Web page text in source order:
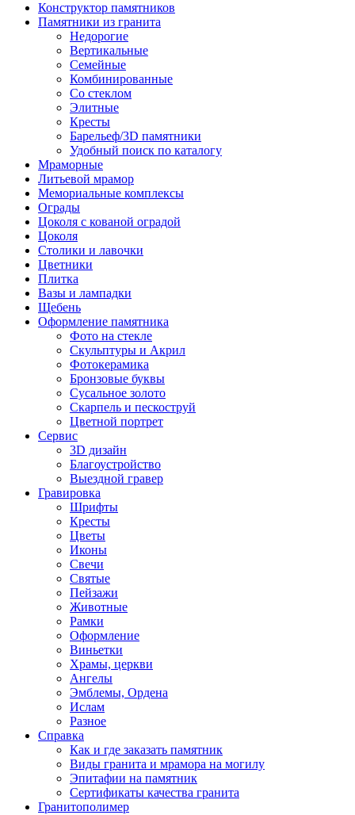
Конструктор памятников
Памятники из гранита
Недорогие
Вертикальные
Семейные
Комбинированные
Со стеклом
Элитные
Кресты
Барельеф/3D памятники
Удобный поиск по каталогу
Мраморные
Литьевой мрамор
Мемориальные комплексы
Ограды
Цоколя с кованой оградой
Цоколя
Столики и лавочки
Цветники
Плитка
Вазы и лампадки
Щебень
Оформление памятника
Фото на стекле
Скульптуры и Акрил
Фотокерамика
Бронзовые буквы
Сусальное золото
Скарпель и пескоструй
Цветной портрет
Сервис
3D дизайн
Благоустройство
Выездной гравер
Гравировка
Шрифты
Кресты
Цветы
Иконы
Свечи
Святые
Пейзажи
Животные
Рамки
Оформление
Виньетки
Храмы, церкви
Ангелы
Эмблемы, Ордена
Ислам
Разное
Справка
Как и где заказать памятник
Виды гранита и мрамора на могилу
Эпитафии на памятник
Сертификаты качества гранита
Гранитополимер